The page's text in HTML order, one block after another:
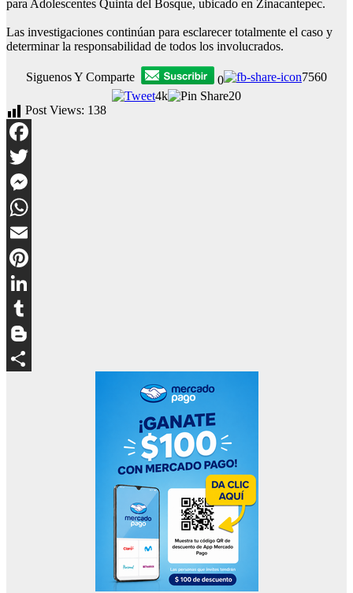
para Adolescentes Quinta del Bosque, ubicado en Zinacantepec.
Las investigaciones continúan para esclarecer totalmente el caso y
determinar la responsabilidad de todos los involucrados.
Siguenos Y Comparte 0
7560
4k
20
Post Views: 138
Facebook
Twitter
Messenger
WhatsApp
Email
Pinterest
LinkedIn
Tumblr
Blogger